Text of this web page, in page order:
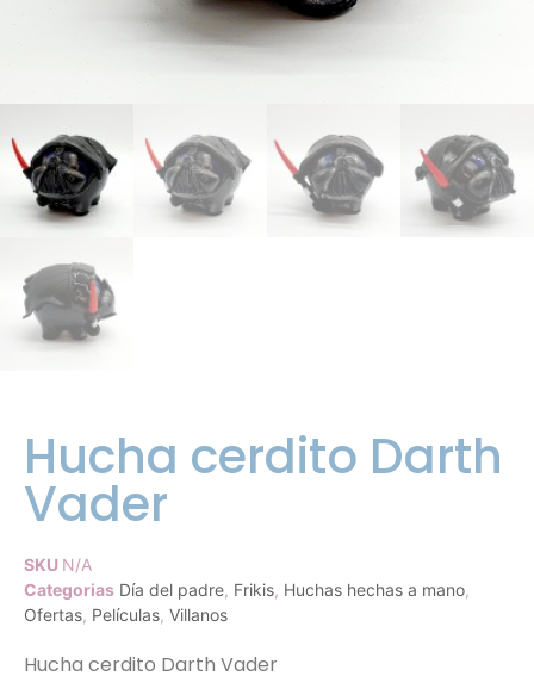
Hucha cerdito Darth
Vader
SKU N/A
Categorias Día del padre, Frikis, Huchas hechas a mano,
Ofertas, Películas, Villanos
Hucha cerdito Darth Vader